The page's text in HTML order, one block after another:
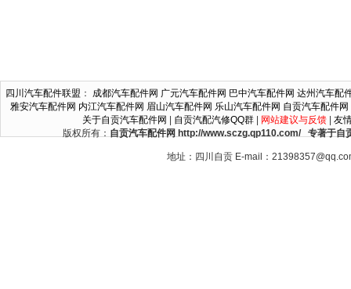
四川汽车配件联盟 ： 成都汽车配件网 广元汽车配件网 巴中汽车配件网 达州汽车配
雅安汽车配件网 内江汽车配件网 眉山汽车配件网 乐山汽车配件网 自贡汽车配件网
关于自贡汽车配件网
自贡汽配汽修QQ群| 网站建议与反馈| 友
版权所有： 自贡汽车配件网 http://www.sczg.qp110.com/ 专著于自
地址：四川自贡 E-mail：